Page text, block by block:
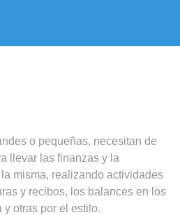
o pequeñas, necesitan de
llevar las finanzas y la
misma, realizando actividades
y recibos, los balances en los
y otras por el estilo.